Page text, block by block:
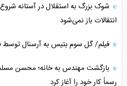
شوک بزرگ به استقلال در آستانه
انتقالات باز نمی‌شود
فیلم/ گل سوم بتیس به آرسنال توسط
بازگشت مهندس به خانه؛ محسن
رسماً کار خود را آغاز کرد